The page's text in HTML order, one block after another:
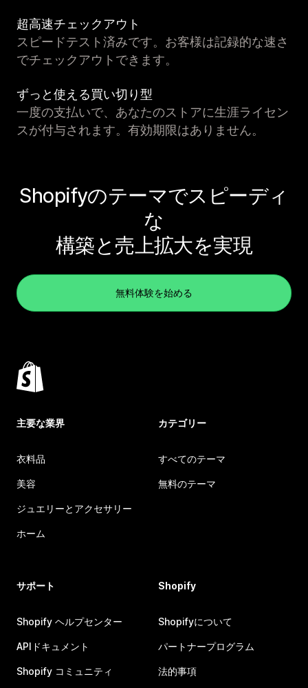
超高速チェックアウト
スピードテスト済みです。お客様は記録的な速さ
でチェックアウトできます。
ずっと使える買い切り型
一度の支払いで、あなたのストアに生涯ライセン
スが付与されます。有効期限はありません。
Shopifyのテーマでスピーディ
な
構築と売上拡大を実現
無料体験を始める
主要な業界
衣料品
美容
ジュエリーとアクセサリー
ホーム
カテゴリー
すべてのテーマ
無料のテーマ
サポート
Shopify ヘルプセンター
APIドキュメント
Shopify コミュニティ
Shopify
Shopifyについて
パートナープログラム
法的事項